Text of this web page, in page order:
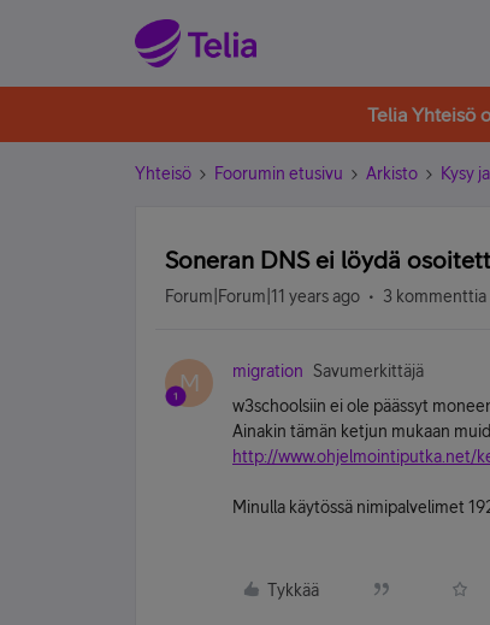
Telia Yhteisö
Yhteisö Foorumin etusivu Arkisto Kysy
Soneran DNS ei löydä
Forum|Forum|11 years ago 3 kommenttia
M migration
Savumerkittäjä
w3schoolsiin ei ole päässyt
Ainakin tämän ketjun mukaan
http://www.ohjelmointiputka.net/
Minulla käytössä nimipalvelimet
Tykkää